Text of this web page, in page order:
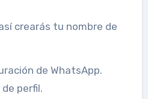
crearás tu nombre de
de WhatsApp.
perfil.